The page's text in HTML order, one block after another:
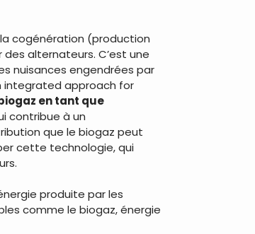
cogénération (production
alternateurs. C’est une
nuisances engendrées par
integrated approach for
en tant que
contribue à un
que le biogaz peut
cette technologie, qui
produite par les
comme le biogaz, énergie